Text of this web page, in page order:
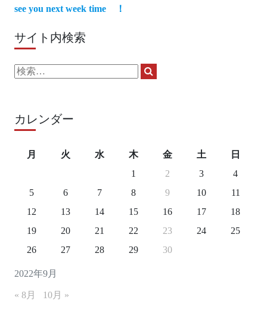
see you next week time ！
サイト内検索
検
カレンダー
2022年9月
月 火 水 木 金 土
日
1
2 3
4
5
6 7 8 9 10
11
12
13 14 15 16 17
18
19
20 21 22 23 24
25
26
27 28 29 30
« 8月 10月 »